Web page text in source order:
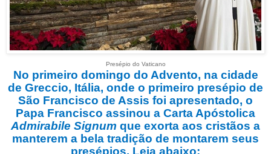
Presépio do Vaticano
No primeiro domingo do Advento, na cidade
de Greccio, Itália, onde o primeiro presépio de
São Francisco de Assis foi apresentado, o
Papa Francisco assinou a Carta Apóstolica
Admirabile Signum que exorta aos cristãos a
manterem a bela tradição de montarem seus
presépios. Leia abaixo: